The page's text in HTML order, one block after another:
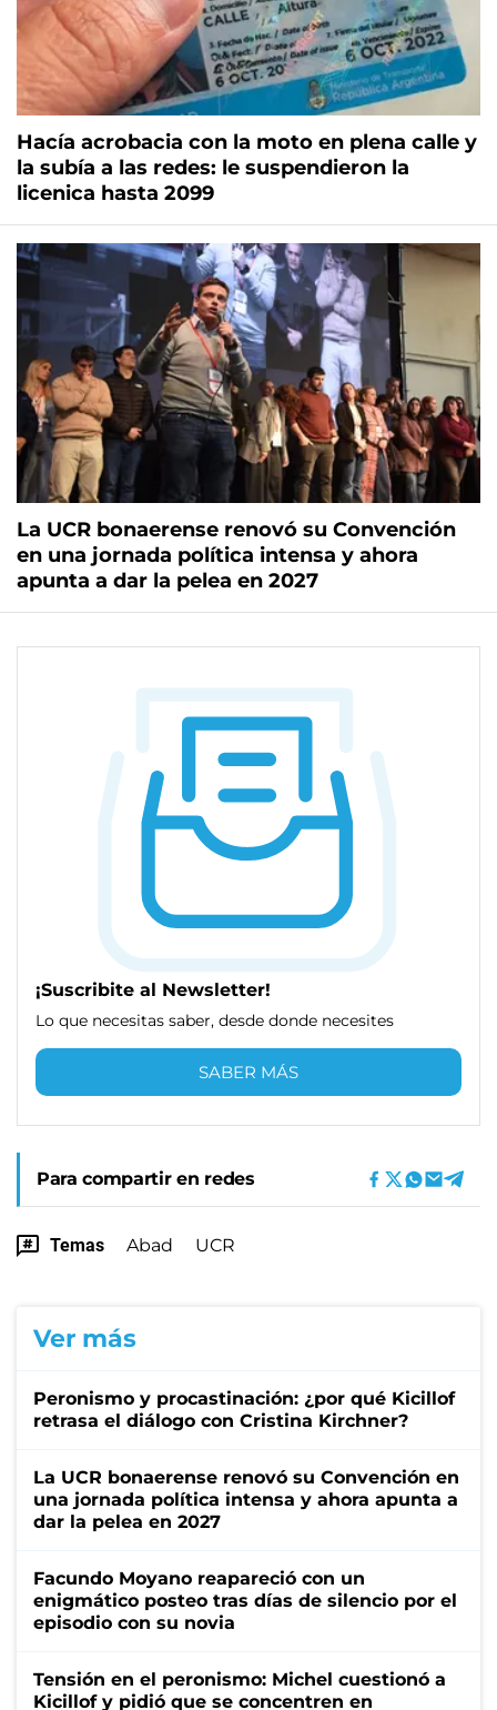
Hacía acrobacia con la moto en plena calle y
la subía a las redes: le suspendieron la
licenica hasta 2099
La UCR bonaerense renovó su Convención
en una jornada política intensa y ahora
apunta a dar la pelea en 2027
¡Suscribite al Newsletter!
Lo que necesitas saber, desde donde necesites
SABER MÁS
Para compartir en redes
Temas Abad UCR
Ver más
Peronismo y procastinación: ¿por qué Kicillof
retrasa el diálogo con Cristina Kirchner?
La UCR bonaerense renovó su Convención en
una jornada política intensa y ahora apunta a
dar la pelea en 2027
Facundo Moyano reapareció con un
enigmático posteo tras días de silencio por el
episodio con su novia
Tensión en el peronismo: Michel cuestionó a
Kicillof y pidió que se concentren en